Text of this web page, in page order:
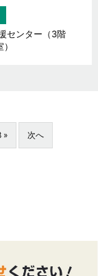
センター（3階
» 次へ